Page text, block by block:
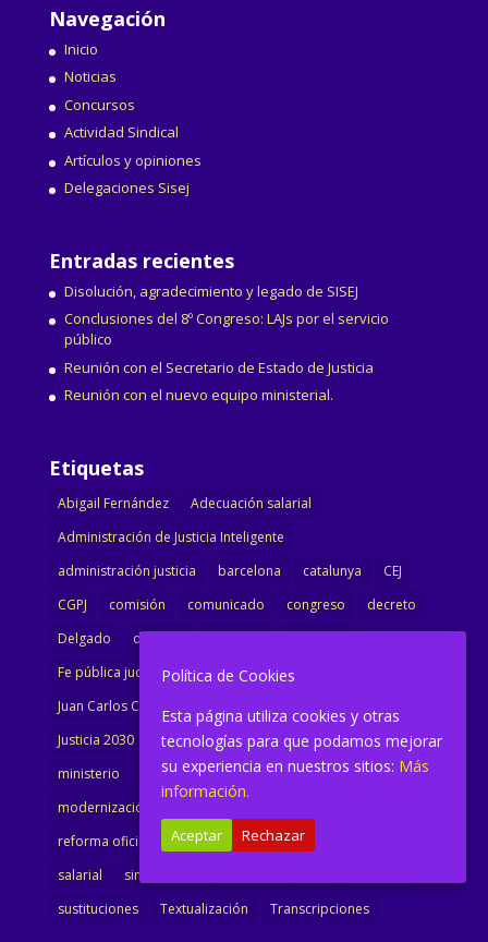
Navegación
Inicio
Noticias
Concursos
Actividad Sindical
Artículos y opiniones
Delegaciones Sisej
Entradas recientes
Disolución, agradecimiento y legado de SISEJ
Conclusiones del 8º Congreso: LAJs por el servicio
público
Reunión con el Secretario de Estado de Justicia
Reunión con el nuevo equipo ministerial.
Etiquetas
Abigail Fernández
Adecuación salarial
Administración de Justicia Inteligente
administración justicia
barcelona catalunya
CEJ
CGPJ
comisión comunicado congreso
decreto
Delgado
dimisión
Fe pública judicial
Formación
gobierno
Juan Carlos Campo
Jurisprudencia
justicia
Justicia 2030
LAJ letrados
Marta Urbano
ministerio
Ministra Justicia
Ministro de Justicia
modernización
reforma oficina
renovación retribuciones
salarial
sindicalismo
sustituciones
Textualización Transcripciones
Política de Cookies
Esta página utiliza cookies y otras
tecnologías para que podamos mejorar
su experiencia en nuestros sitios: Más
información.
Aceptar Rechazar